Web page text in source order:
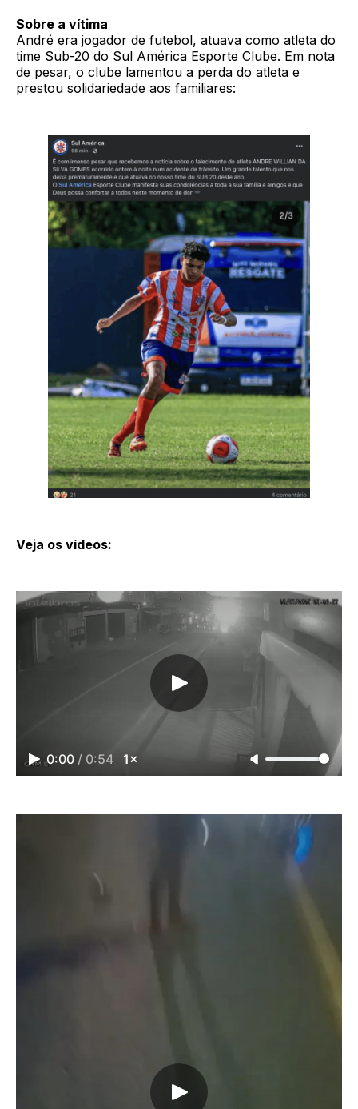
Sobre a vítima
André era jogador de futebol, atuava como atleta do
time Sub-20 do Sul América Esporte Clube. Em nota
de pesar, o clube lamentou a perda do atleta e
prestou solidariedade aos familiares:
Veja os vídeos:
0:00 / 0:54 1×